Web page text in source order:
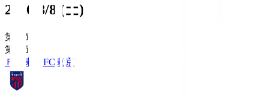
2026/8/8 (土)
第1節
第1節
ＦＣ東京 FC東京